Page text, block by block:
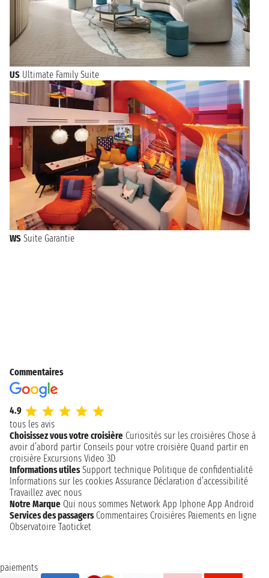
US Ultimate Family Suite
WS Suite Garantie
Commentaires
4.9
tous les avis
Choisissez vous votre croisière Curiosités sur les croisières Chose à
avoir d’abord partir Conseils pour votre croisière Quand partir en
croisière Excursions Video 3D
Informations utiles Support technique Politique de confidentialité
Informations sur les cookies Assurance Déclaration d’accessibilité
Travaillez avec nous
Notre Marque Qui nous sommes Network App Iphone App Android
Services des passagers Commentaires Croisières Paiements en ligne
Observatoire Taoticket
paiements